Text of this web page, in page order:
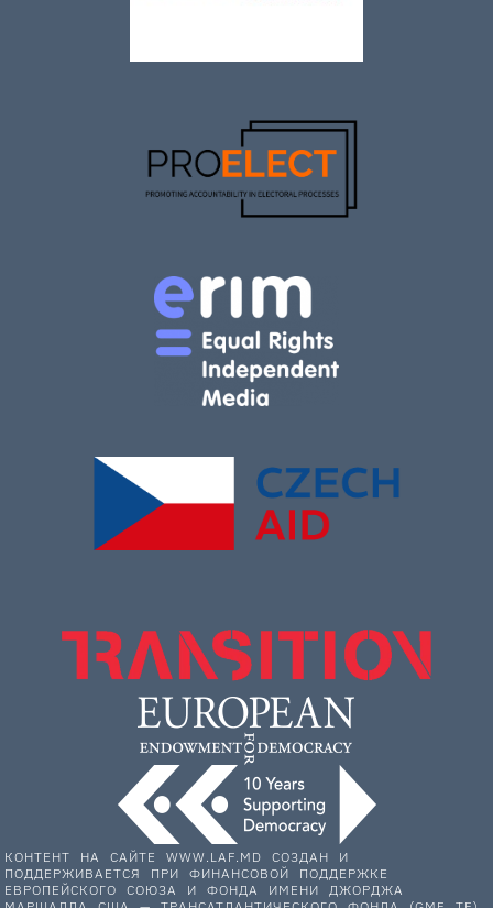
КОНТЕНТ НА САЙТЕ WWW.LAF.MD СОЗДАН И
ПОДДЕРЖИВАЕТСЯ ПРИ ФИНАНСОВОЙ ПОДДЕРЖКЕ
ЕВРОПЕЙСКОГО СОЮЗА И ФОНДА ИМЕНИ ДЖОРДЖА